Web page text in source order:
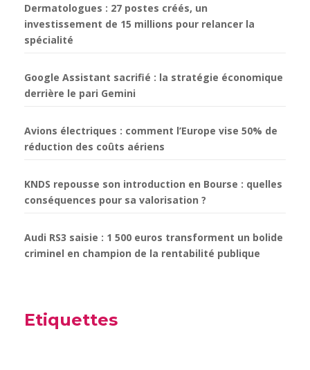
Dermatologues : 27 postes créés, un
investissement de 15 millions pour relancer la
spécialité
Google Assistant sacrifié : la stratégie économique
derrière le pari Gemini
Avions électriques : comment l’Europe vise 50% de
réduction des coûts aériens
KNDS repousse son introduction en Bourse : quelles
conséquences pour sa valorisation ?
Audi RS3 saisie : 1 500 euros transforment un bolide
criminel en champion de la rentabilité publique
Etiquettes